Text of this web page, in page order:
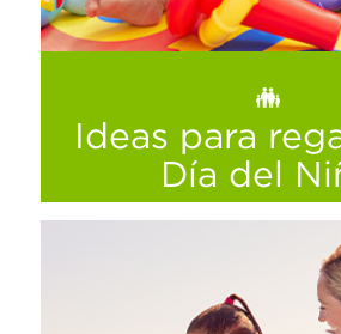
Ideas para regalos del
Día del